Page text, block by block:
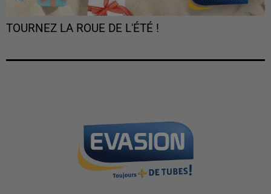
TOURNEZ LA ROUE DE L'ÉTÉ !